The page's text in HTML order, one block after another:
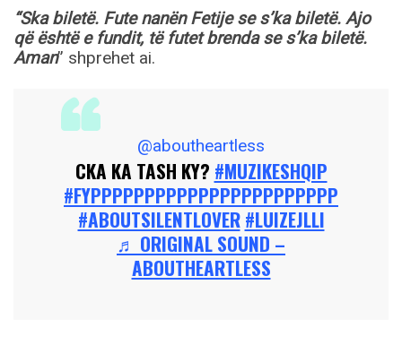
“Ska biletë. Fute nanën Fetije se s’ka biletë. Ajo
që është e fundit, të futet brenda se s’ka biletë.
Aman” shprehet ai.
@aboutheartless
CKA KA TASH KY? #MUZIKESHQIP
#FYPPPPPPPPPPPPPPPPPPPPPPP
#ABOUTSILENTLOVER #LUIZEJLLI
♬ ORIGINAL SOUND –
ABOUTHEARTLESS